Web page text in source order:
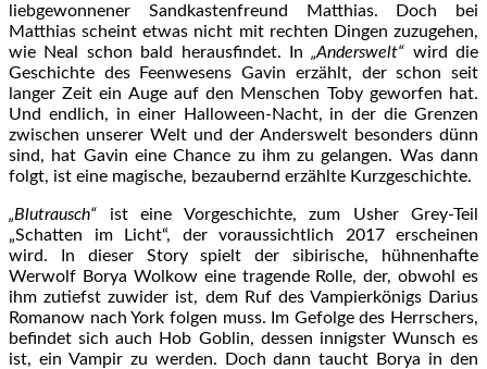
liebgewonnener Sandkastenfreund Matthias. Doch bei
Matthias scheint etwas nicht mit rechten Dingen zuzugehen,
wie Neal schon bald herausfindet. In„Anderswelt“ wird die
Geschichte des Feenwesens Gavin erzählt, der schon seit
langer Zeit ein Auge auf den Menschen Toby geworfen hat.
Und endlich, in einer Halloween-Nacht, in der die Grenzen
zwischen unserer Welt und der Anderswelt besonders dünn
sind, hat Gavin eine Chance zu ihm zu gelangen. Was dann
folgt, ist eine magische, bezaubernd erzählte Kurzgeschichte.
„Blutrausch“ ist eine Vorgeschichte, zum Usher Grey-Teil
„Schatten im Licht“, der voraussichtlich 2017 erscheinen
wird. In dieser Story spielt der sibirische, hühnenhafte
Werwolf Borya Wolkow eine tragende Rolle, der, obwohl es
ihm zutiefst zuwider ist, dem Ruf des Vampierkönigs Darius
Romanow nach York folgen muss. Im Gefolge des Herrschers,
befindet sich auch Hob Goblin, dessen innigster Wunsch es
ist, ein Vampir zu werden. Doch dann taucht Borya in den